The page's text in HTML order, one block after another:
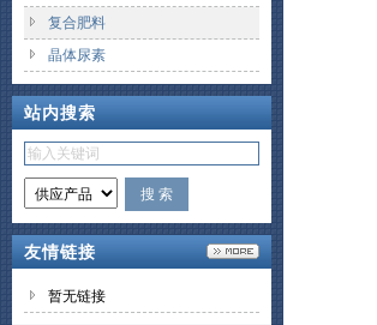
复合肥料
晶体尿素
站内搜索
友情链接
暂无链接